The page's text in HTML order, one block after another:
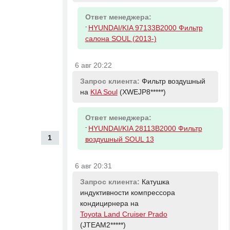
1
Ответ менеджера:
- HYUNDAI/KIA 97133B2000 Фильтр
салона SOUL (2013-)
6 авг 20:22
Запрос клиента: Фильтр воздушный
на KIA Soul (XWEJP8*****)
Ответ менеджера:
- HYUNDAI/KIA 28113B2000 Фильтр
воздушный SOUL 13
6 авг 20:31
Запрос клиента: Катушка
индуктивности компрессора
кондицирнера на
Toyota Land Cruiser Prado
(JTEAM2*****)